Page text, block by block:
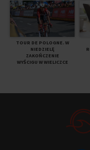
TOUR DE POLOGNE. W
NIEDZIELĘ
ZAKOŃCZENIE
WYŚCIGU W WIELICZCE